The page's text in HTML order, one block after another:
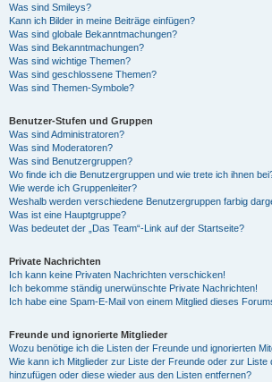
Was sind Smileys?
Kann ich Bilder in meine Beiträge einfügen?
Was sind globale Bekanntmachungen?
Was sind Bekanntmachungen?
Was sind wichtige Themen?
Was sind geschlossene Themen?
Was sind Themen-Symbole?
Benutzer-Stufen und Gruppen
Was sind Administratoren?
Was sind Moderatoren?
Was sind Benutzergruppen?
Wo finde ich die Benutzergruppen und wie trete ich ihnen
Wie werde ich Gruppenleiter?
Weshalb werden verschiedene Benutzergruppen farbig
Was ist eine Hauptgruppe?
Was bedeutet der „Das Team“-Link auf der Startseite?
Private Nachrichten
Ich kann keine Privaten Nachrichten verschicken!
Ich bekomme ständig unerwünschte Private Nachrichten!
Ich habe eine Spam-E-Mail von einem Mitglied dieses
Freunde und ignorierte Mitglieder
Wozu benötige ich die Listen der Freunde und ignorierten
Wie kann ich Mitglieder zur Liste der Freunde oder zur Liste
hinzufügen oder diese wieder aus den Listen entfernen?